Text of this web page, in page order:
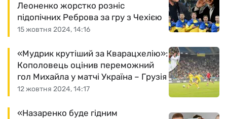
15 жовтня 2024, 14:16
Леоненко жорстко розніс
підопічних Реброва за гру з Чехією
12 жовтня 2024, 14:17
«Мудрик крутіший за Кварацхелію»:
Кополовець оцінив переможний
гол Михайла у матчі Україна – Грузія
«Назаренко буде гідним